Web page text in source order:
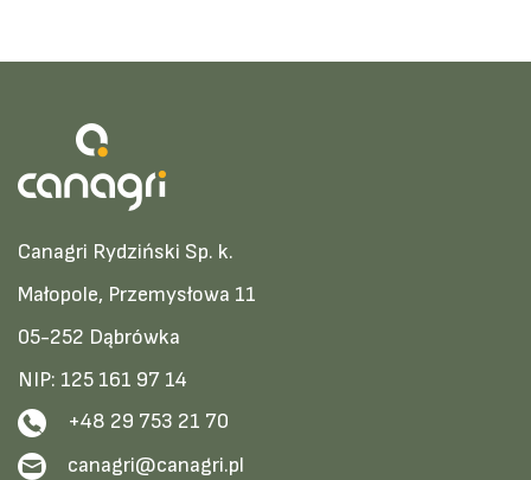
Canagri Rydziński Sp. k.
Małopole, Przemysłowa 11
05-252 Dąbrówka
NIP: 125 161 97 14
+48 29 753 21 70
canagri@canagri.pl